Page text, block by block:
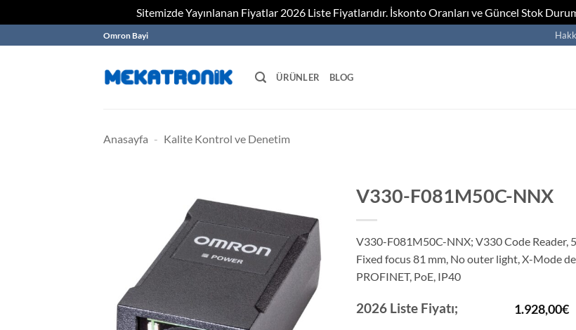
Sitemizde Yayınlanan Fiyatlar 2026 Liste Fiyatlarıdır. İskonto Oranları ve Güncel Stok
to
Omron Bayi
ÜRÜNLER BLOG
Anasayfa - Kalite Kontrol ve Denetim
V330-F081M50C-NNX
V330-F081M50C-NNX; V330 Code Reader,
Fixed focus 81 mm, No outer light, X-Mode
PROFINET, PoE, IP40
2026 Liste Fiyatı; 1.928,00€